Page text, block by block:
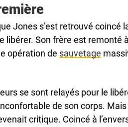
Jones s’est retrouvé coincé
libérer. Son frère est remonté
opération de sauvetage
se sont relayés pour le
de son corps.
critique. Coincé à